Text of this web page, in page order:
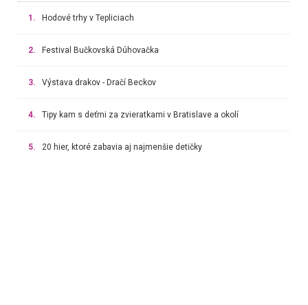
1. Hodové trhy v Tepliciach
2. Festival Bučkovská Dúhovačka
3. Výstava drakov - Dračí Beckov
4. Tipy kam s deťmi za zvieratkami v Bratislave a okolí
5. 20 hier, ktoré zabavia aj najmenšie detičky